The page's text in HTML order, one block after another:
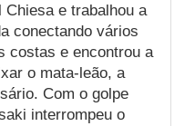
e trabalhou a
conectando vários
costas e encontrou a
o mata-leão, a
Com o golpe
interrompeu o